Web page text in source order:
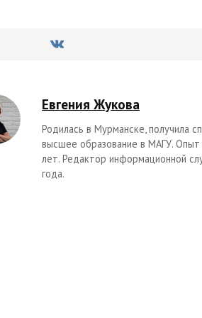
Евгения Жукова
Родилась в Мурманске, получила
высшее образование в МАГУ.
лет. Редактор информационной
года.